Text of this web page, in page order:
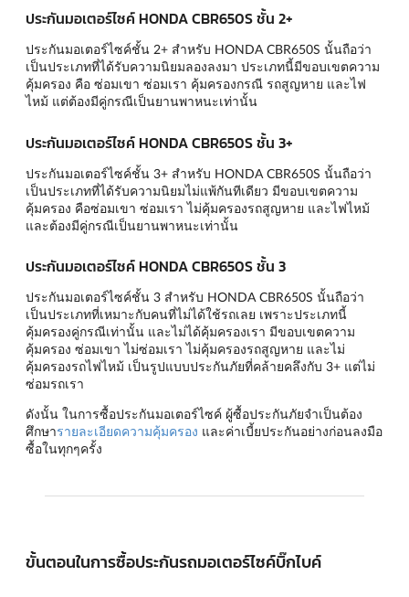
ประกันมอเตอร์ไซค์ HONDA CBR650S ชั้น 2+
ประกันมอเตอร์ไซค์ชั้น 2+ สำหรับ HONDA CBR650S นั้นถือว่า
เป็นประเภทที่ได้รับความนิยมลองลงมา ประเภทนี้มีขอบเขตความ
คุ้มครอง คือ ซ่อมเขา ซ่อมเรา คุ้มครองกรณี รถสูญหาย และไฟ
ไหม้ แต่ต้องมีคู่กรณีเป็นยานพาหนะเท่านั้น
ประกันมอเตอร์ไซค์ HONDA CBR650S ชั้น 3+
ประกันมอเตอร์ไซค์ชั้น 3+ สำหรับ HONDA CBR650S นั้นถือว่า
เป็นประเภทที่ได้รับความนิยมไม่แพ้กันทีเดียว มีขอบเขตความ
คุ้มครอง คือซ่อมเขา ซ่อมเรา ไม่คุ้มครองรถสูญหาย และไฟไหม้
และต้องมีคู่กรณีเป็นยานพาหนะเท่านั้น
ประกันมอเตอร์ไซค์ HONDA CBR650S ชั้น 3
ประกันมอเตอร์ไซค์ชั้น 3 สำหรับ HONDA CBR650S นั้นถือว่า
เป็นประเภทที่เหมาะกับคนที่ไม่ได้ใช้รถเลย เพราะประเภทนี้
คุ้มครองคู่กรณีเท่านั้น และไม่ได้คุ้มครองเรา มีขอบเขตความ
คุ้มครอง ซ่อมเขา ไม่ซ่อมเรา ไม่คุ้มครองรถสูญหาย และไม่
คุ้มครองรถไฟไหม้ เป็นรูปแบบประกันภัยที่คล้ายคลึงกับ 3+ แต่ไม่
ซ่อมรถเรา
ดังนั้น ในการซื้อประกันมอเตอร์ไซค์ ผู้ซื้อประกันภัยจำเป็นต้อง
ศึกษารายละเอียดความคุ้มครอง และค่าเบี้ยประกันอย่างก่อนลงมือ
ซื้อในทุกๆครั้ง
ขั้นตอนในการซื้อประกันรถมอเตอร์ไซค์บิ๊กไบค์